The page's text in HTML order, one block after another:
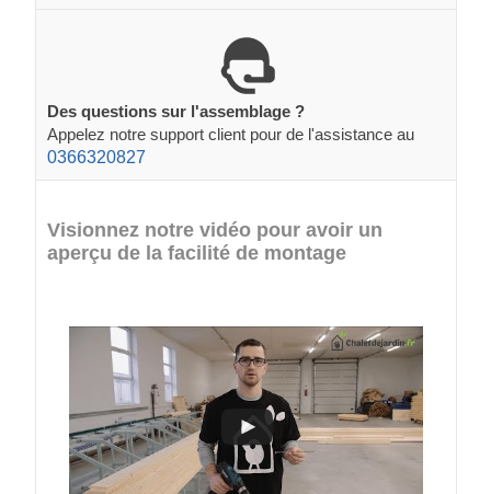
Des questions sur l'assemblage ?
Appelez notre support client pour de l'assistance au
0366320827
Visionnez notre vidéo pour avoir un
aperçu de la facilité de montage